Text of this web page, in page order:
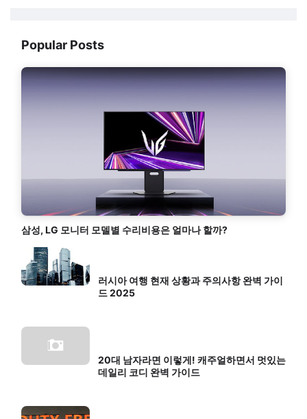
Popular Posts
삼성, LG 모니터 모델별 수리비용은 얼마나 할까?
러시아 여행 현재 상황과 주의사항 완벽 가이
드 2025
20대 남자라면 이렇게! 캐주얼하면서 멋있는
데일리 코디 완벽 가이드